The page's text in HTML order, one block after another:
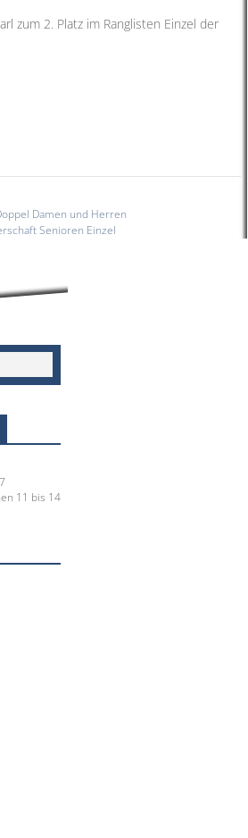
zum 2. Platz im Ranglisten Einzel der
Damen und Herren
Senioren Einzel
11 bis 14